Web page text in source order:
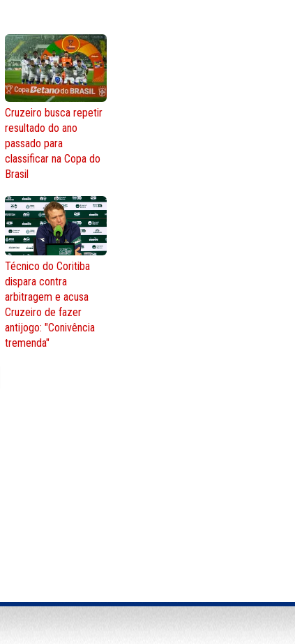
Cruzeiro busca repetir
resultado do ano
passado para
classificar na Copa do
Brasil
Técnico do Coritiba
dispara contra
arbitragem e acusa
Cruzeiro de fazer
antijogo: "Conivência
tremenda"